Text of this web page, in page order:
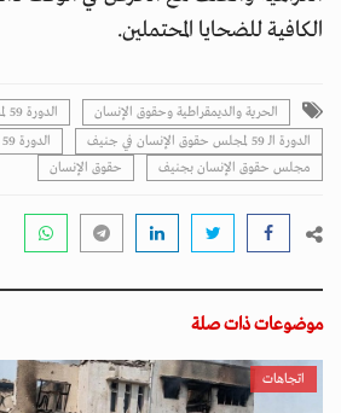
الكافية للضحايا المحتملين.
الحرية والديمقراطية وحقوق الإنسان
الدورة 59 لمجلس حقوق الإنسان في جنيف
الدورة الـ 59 لمجلس حقوق الإنسان في جنيف
الدورة 59 لمجلس حقوق الإنسان
مجلس حقوق الإنسان بجنيف
حقوق الإنسان
موضوعات ذات صلة
اتجاهات